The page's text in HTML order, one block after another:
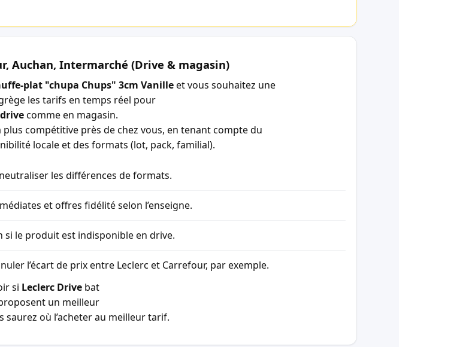
Auchan, Intermarché (Drive & magasin)
plat "chupa Chups" 3cm Vanilleet vous souhaitez une
les tarifs en temps réel pour
drivecomme en magasin.
plus compétitive près de chez vous, en tenant compte du
locale et des formats (lot, pack, familial).
les différences de formats.
et offres fidélité selon l’enseigne.
si le produit est indisponible en drive.
l’écart de prix entre Leclerc et Carrefour, par exemple.
si Leclerc Drive bat
un meilleur
où l’acheter au meilleur tarif.